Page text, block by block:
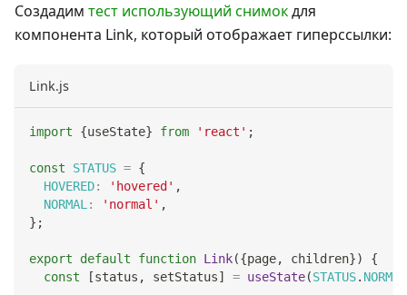
Создадим тест использующий снимокдля
компонента Link, который отображает гиперссылки:
Link.js
import {useState} from 'react' ;
const STATUS = {
HOVERED: 'hovered' ,
NORMAL: 'normal' ,
} ;
export default function Link({page, children})
{
const
[status , setStatus] = useState(STATUS. NORMAL